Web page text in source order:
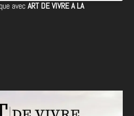
avecART DE VIVRE A LA